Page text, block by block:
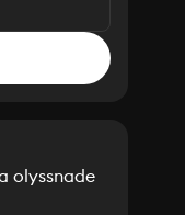
olyssnade